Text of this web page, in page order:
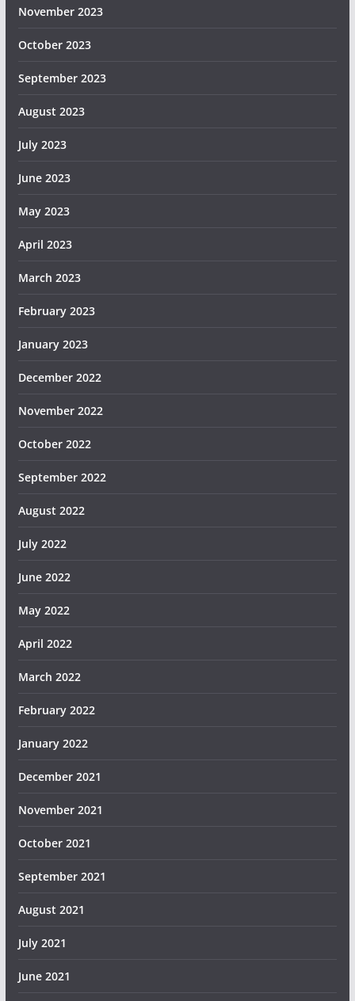
November 2023
October 2023
September 2023
August 2023
July 2023
June 2023
May 2023
April 2023
March 2023
February 2023
January 2023
December 2022
November 2022
October 2022
September 2022
August 2022
July 2022
June 2022
May 2022
April 2022
March 2022
February 2022
January 2022
December 2021
November 2021
October 2021
September 2021
August 2021
July 2021
June 2021